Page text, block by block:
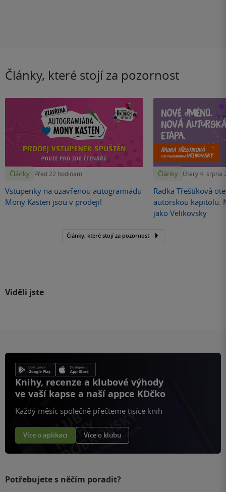
Články, které stojí za pozornost
Články Před 22 hodinami
Vstupenky na uzavřenou autogramiádu
Mony Kasten jsou v prodeji!
Články Úterý 4. srpna
Radka Třeštíková
autorskou kapitolu.
jako Velikovsky
Články, které stojí za pozornost
Viděli jste
Knihy, recenze a klubové výhody
ve vaší kapse a naší appce KDčko
Každý měsíc společně přečteme tisíce knih
Více o aplikaci Více o klubu
Potřebujete s něčím poradit?